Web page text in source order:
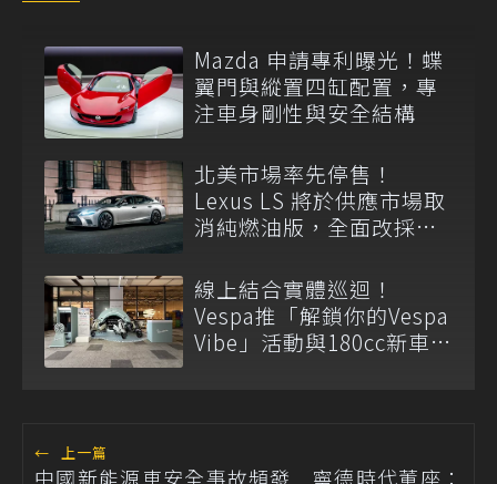
Mazda 申請專利曝光！蝶
翼門與縱置四缸配置，專
注車身剛性與安全結構
北美市場率先停售！
Lexus LS 將於供應市場取
消純燃油版，全面改採單
線上結合實體巡迴！
Vespa推「解鎖你的Vespa
Vibe」活動與180cc新車全
← 上一篇
中國新能源車安全事故頻發 寧德時代董座：